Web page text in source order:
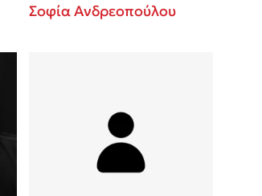
Σοφία Ανδρεοπούλου